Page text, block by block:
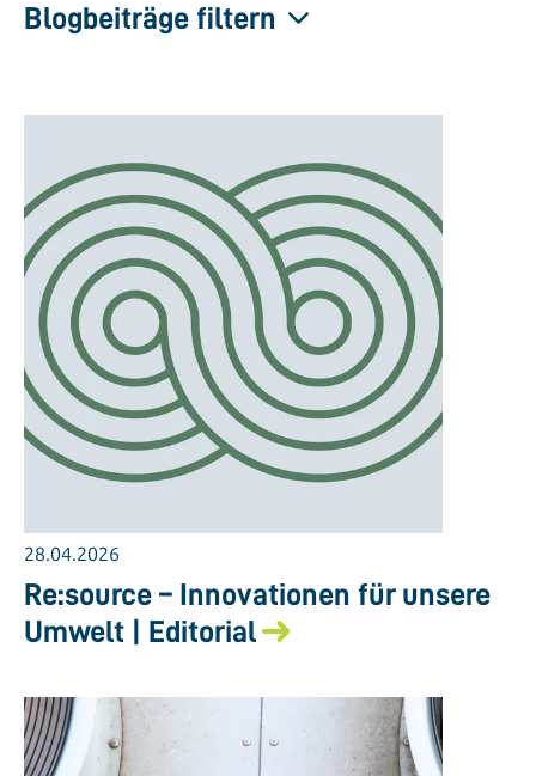
Blogbeiträge filtern
28.04.2026
Re:source – Innovationen für unsere
Umwelt | Editorial